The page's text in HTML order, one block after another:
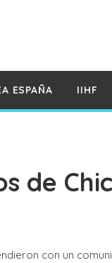
ESPAÑA IIHF
de
con un